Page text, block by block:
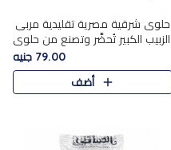
حلوى شرقية مصرية تقليدية مربى
الزبيب الكبير تُحضَّر وتصنع من حلوي
جوز الهند باسد بقوام طري ومذاق
غني، وتُزين وتغطا بحبات الزبيب
الذهبي التي ..
79.00 جنيه
أضف